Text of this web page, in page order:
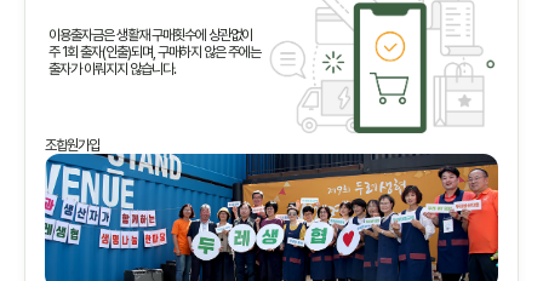
이용출자금은 생활재 구매횟수에 상관없이
주 1회 출자(인출)되며, 구매하지 않은 주에는
출자가 이뤄지지 않습니다.
조합원가입